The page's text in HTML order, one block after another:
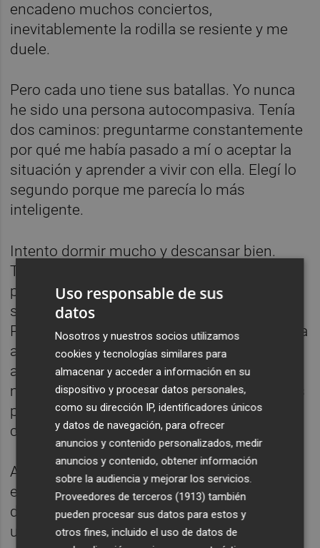
encadeno muchos conciertos,
inevitablemente la rodilla se resiente y me
duele.
Pero cada uno tiene sus batallas. Yo nunca
he sido una persona autocompasiva. Tenía
dos caminos: preguntarme constantemente
por qué me había pasado a mí o aceptar la
situación y aprender a vivir con ella. Elegí lo
segundo porque me parecía lo más
inteligente.
Intento dormir mucho y descansar bien.
También hacer deporte dentro de mis
posibilidades y llevar una alimentación
saludable. Mi trabajo exige estar muy lúcido.
Para componer necesito concentración; para
actuar necesito estar al cien por cien; y para
analizar un partido también tengo que
mantener la atención durante muchas horas
para interpretar lo que ocurre sobre el
campo.
Al final siento una enorme responsabilidad
en cualquiera de las facetas a las que me
dedico. Si cinco mil personas han pagado
una entrada para verte, lo mínimo es subir al
Uso responsable de sus
datos
Nosotros y nuestros socios utilizamos
cookies y tecnologías similares para
almacenar y acceder a información en su
dispositivo y procesar datos personales,
como su dirección IP, identificadores únicos
y datos de navegación, para ofrecer
anuncios y contenido personalizados, medir
anuncios y contenido, obtener información
sobre la audiencia y mejorar los servicios.
Proveedores de terceros (1913) también
pueden procesar sus datos para estos y
otros fines, incluido el uso de datos de